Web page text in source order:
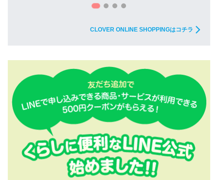
CLOVER ONLINE SHOPPINGはコチラ